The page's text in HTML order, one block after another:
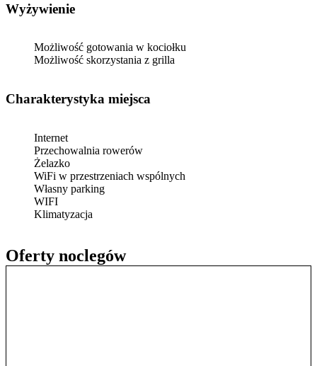
Oferty noclegów
Wyżywienie
Możliwość gotowania w kociołku
Możliwość skorzystania z grilla
Charakterystyka miejsca
Internet
Przechowalnia rowerów
Żelazko
WiFi w przestrzeniach wspólnych
Własny parking
WIFI
Klimatyzacja